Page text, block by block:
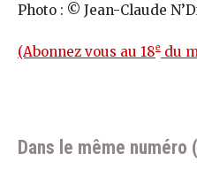
Photo : © Jean-Claude
(Abonnez vous au 18e du
Dans le même numéro